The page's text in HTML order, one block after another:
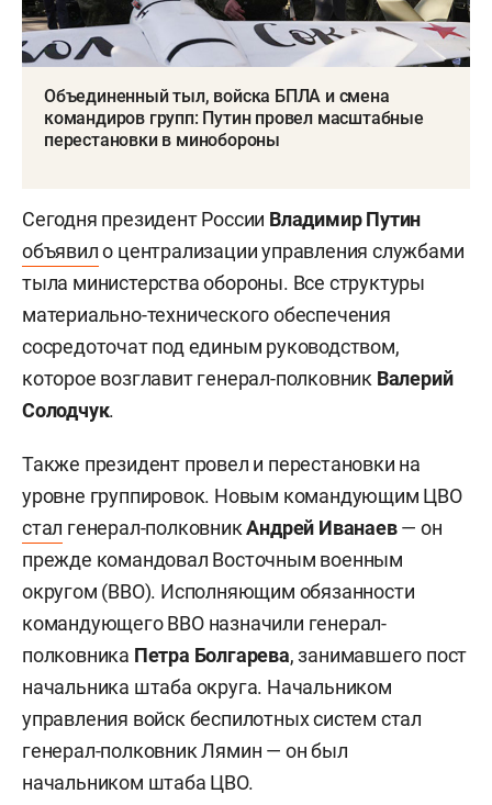
Объединенный тыл, войска БПЛА и смена
командиров групп: Путин провел масштабные
перестановки в минобороны
Сегодня президент России Владимир Путин
объявило централизации управления службами
тыла министерства обороны. Все структуры
материально-технического обеспечения
сосредоточат под единым руководством,
которое возглавит генерал-полковник Валерий
Солодчук.
Также президент провел и перестановки на
уровне группировок. Новым командующим ЦВО
стал генерал-полковникАндрей Иванаев— он
прежде командовал Восточным военным
округом (ВВО). Исполняющим обязанности
командующего ВВО назначили генерал-
полковника Петра Болгарева, занимавшего пост
начальника штаба округа. Начальником
управления войск беспилотных систем стал
генерал-полковник Лямин — он был
начальником штаба ЦВО.